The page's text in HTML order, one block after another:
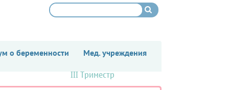
о беременности Мед. учреждения
III Триместр